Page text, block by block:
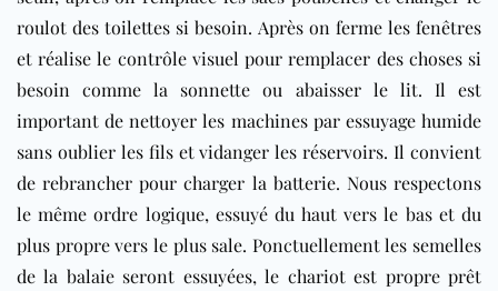
roulot des toilettes si besoin. Après on ferme les fenêtres
et réalise le contrôle visuel pour remplacer des choses si
besoin comme la sonnette ou abaisser le lit. Il est
important de nettoyer les machines par essuyage humide
sans oublier les fils et vidanger les réservoirs. Il convient
de rebrancher pour charger la batterie. Nous respectons
le même ordre logique, essuyé du haut vers le bas et du
plus propre vers le plus sale. Ponctuellement les semelles
de la balaie seront essuyées, le chariot est propre prêt